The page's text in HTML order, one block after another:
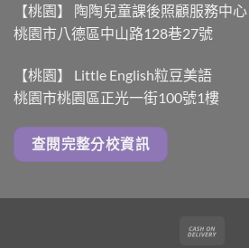
【桃園】 陶陶兒童課後照顧服務中心
桃園市八德區中山路128巷27號
【桃園】 Little English粒豆美語
桃園市桃園區正光一街100號1樓
查閱完整分校資訊